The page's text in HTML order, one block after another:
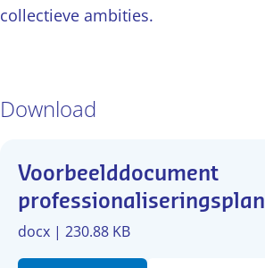
collectieve ambities.
Download
Voorbeelddocument
professionaliseringsplan
docx | 230.88 KB